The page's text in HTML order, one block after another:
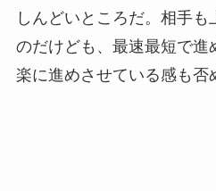
しんどいところだ。相手
のだけども、最速最短で進
楽に進めさせている感も否